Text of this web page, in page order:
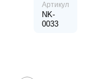
Артикул
NK-
0033